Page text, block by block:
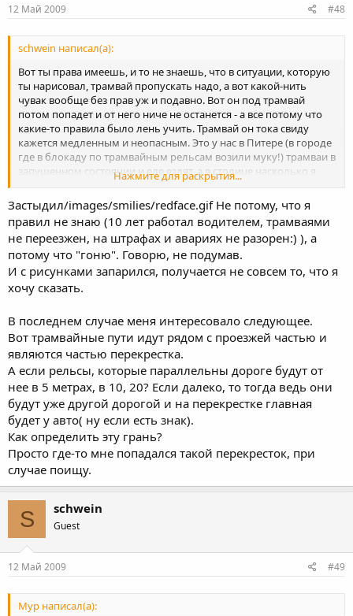
12 Май 2009 #48
schwein написал(а):
Вот ты права имеешь, и то не знаешь, что в ситуации, которую
ты нарисовал, трамвай пропускать надо, а вот какой-нить
чувак вообще без прав уж и подавно. Вот он под трамвай
потом попадет и от него ниче не останется - а все потому что
какие-то правила было лень учить. Трамвай он тока свиду
кажется медленным и неопасным. Это у нас в Питере (в городе
где в блокаду по трамвайным рельсам возили муку!) трамваи в
запущенном состоянии и еле ездят, а в столице насколько я
знаю носятся будь здоров! Да чего в столице - Волгоградский
метротрам вполне себе скоростой. А вот вы элементарных
правил не знаете, уважаемые, стыдно...
Нажмите для раскрытия...
Застыдил/images/smilies/redface.gif Не потому, что я
правил не знаю (10 лет работал водителем, трамваями
не переезжен, на штрафах и авариях не разорен:) ), а
потому что "гоню". Говорю, не подумав.
И с рисунками запарился, получается не совсем то, что я
хочу сказать.
В последнем случае меня интересовало следующее.
Вот трамвайные пути идут рядом с проезжей частью и
являются частью перекрестка.
А если рельсы, которые параллельны дороге будут от
нее в 5 метрах, в 10, 20? Если далеко, то тогда ведь они
будут уже другой дорогой и на перекрестке главная
будет у авто( ну если есть знак).
Как определить эту грань?
Просто где-то мне попадался такой перекресток, при
случае поищу.
S schwein
Guest
12 Май 2009 #49
Мур написал(а):